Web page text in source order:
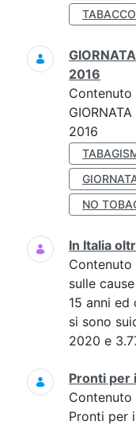
TABACCO
2016
Contenuto
2016
NO
In Italia
Contenuto
sulle
15 anni
si sono
2020 e
Pronti per
Contenuto
Pronti per